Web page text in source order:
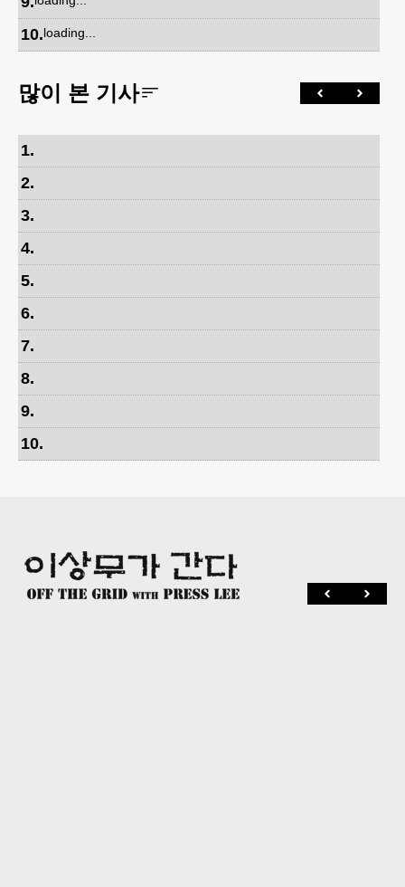
10.loading...
많이 본 기사
1.
2.
3.
4.
5.
6.
7.
8.
9.
10.